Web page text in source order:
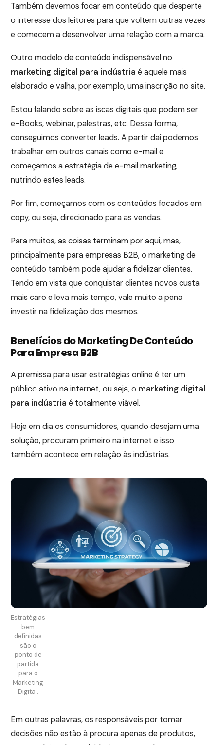
Também devemos focar em conteúdo que desperte
o interesse dos leitores para que voltem outras vezes
e comecem a desenvolver uma relação com a marca.
Outro modelo de conteúdo indispensável no
marketing digital para indústria é aquele mais
elaborado e valha, por exemplo, uma inscrição no site.
Estou falando sobre as iscas digitais que podem ser
e-Books, webinar, palestras, etc. Dessa forma,
conseguimos converter leads. A partir daí podemos
trabalhar em outros canais como e-mail e
começamos a estratégia de e-mail marketing,
nutrindo estes leads.
Por fim, começamos com os conteúdos focados em
copy, ou seja, direcionado para as vendas.
Para muitos, as coisas terminam por aqui, mas,
principalmente para empresas B2B, o marketing de
conteúdo também pode ajudar a fidelizar clientes.
Tendo em vista que conquistar clientes novos custa
mais caro e leva mais tempo, vale muito a pena
investir na fidelização dos mesmos.
Benefícios do Marketing De Conteúdo
Para Empresa B2B
A premissa para usar estratégias online é ter um
público ativo na internet, ou seja, o marketing digital
para indústriaé totalmente viável.
Hoje em dia os consumidores, quando desejam uma
solução, procuram primeiro na internet e isso
também acontece em relação às indústrias.
Estratégias
bem
definidas
são o
ponto de
partida
para o
Marketing
Digital.
Em outras palavras, os responsáveis por tomar
decisões não estão à procura apenas de produtos,